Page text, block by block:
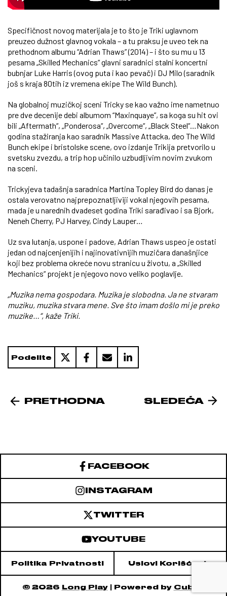
Specifičnost novog materijala je to što je Triki uglavnom
preuzeo dužnost glavnog vokala – a tu praksu je uveo tek na
prethodnom albumu “Adrian Thaws” (2014) – i što su mu u 13
pesama „Skilled Mechanics“ glavni saradnici stalni koncertni
bubnjar Luke Harris (ovog puta i kao pevač) i DJ Milo (saradnik
još s kraja 80tih iz vremena ekipe The Wild Bunch).
Na globalnoj muzičkoj sceni Tricky se kao važno ime nametnuo
pre dve decenije debi albumom “Maxinquaye”, sa koga su hit ovi
bili „Aftermath“, „Ponderosa“, „Overcome“, „Black Steel“…Nakon
godina stažiranja kao saradnik Massive Attacka, deo The Wild
Bunch ekipe i bristolske scene, ovo izdanje Trikija pretvorilo u
svetsku zvezdu, a trip hop učinilo uzbudljivim novim zvukom
na sceni.
Trickyjeva tadašnja saradnica Martina Topley Bird do danas je
ostala verovatno najprepoznatljiviji vokal njegovih pesama,
mada je u narednih dvadeset godina Triki sarađivao i sa Bjork,
Neneh Cherry, PJ Harvey, Cindy Lauper…
Uz sva lutanja, uspone i padove, Adrian Thaws uspeo je ostati
jedan od najcenjenijih i najinovativnijih muzičara današnjice
koji bez problema okreće novu stranicu u životu, a „Skilled
Mechanics“ projekt je njegovo novo veliko poglavlje.
„Muzika nema gospodara. Muzika je slobodna. Ja ne stvaram
muziku, muzika stvara mene. Sve što imam došlo mi je preko
muzike…“, kaže Triki.
Podelite
PRETHODNA SLEDEĆA
FACEBOOK
INSTAGRAM
TWITTER
YOUTUBE
Politika Privatnosti Uslovi Korišćenja
© 2026 Long Play| Powered by Cubes